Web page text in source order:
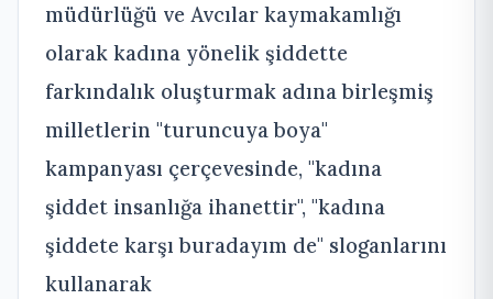
müdürlüğü ve Avcılar kaymakamlığı
olarak kadına yönelik şiddette
farkındalık oluşturmak adına birleşmiş
milletlerin "turuncuya boya"
kampanyası çerçevesinde, "kadına
şiddet insanlığa ihanettir", "kadına
şiddete karşı buradayım de" sloganlarını
kullanarak